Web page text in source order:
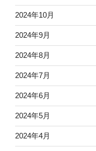
2024年10月
2024年9月
2024年8月
2024年7月
2024年6月
2024年5月
2024年4月